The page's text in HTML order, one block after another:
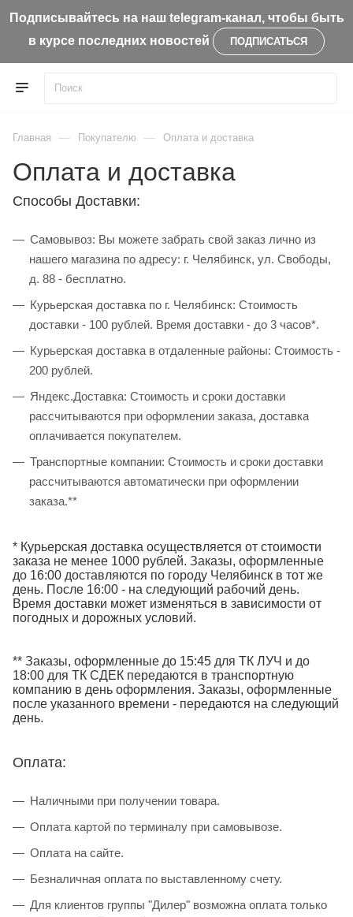
Подписывайтесь на наш telegram-канал, чтобы быть
в курсе последних новостей
ПОДПИСАТЬСЯ
Главная — Покупателю — Оплата и доставка
Оплата и доставка
Способы Доставки:
Самовывоз: Вы можете забрать свой заказ лично из
нашего магазина по адресу: г. Челябинск, ул. Свободы,
д. 88 - бесплатно.
Курьерская доставка по г. Челябинск: Стоимость
доставки - 100 рублей. Время доставки - до 3 часов*.
Курьерская доставка в отдаленные районы: Стоимость -
200 рублей.
Яндекс.Доставка: Стоимость и сроки доставки
рассчитываются при оформлении заказа, доставка
оплачивается покупателем.
Транспортные компании: Стоимость и сроки доставки
рассчитываются автоматически при оформлении
заказа.**
* Курьерская доставка осуществляется от стоимости
заказа не менее 1000 рублей. Заказы, оформленные
до 16:00 доставляются по городу Челябинск в тот же
день. После 16:00 - на следующий рабочий день.
Время доставки может изменяться в зависимости от
погодных и дорожных условий.
** Заказы, оформленные до 15:45 для ТК ЛУЧ и до
18:00 для ТК СДЕК передаются в транспортную
компанию в день оформления. Заказы, оформленные
после указанного времени - передаются на следующий
день.
Оплата:
Наличными при получении товара.
Оплата картой по терминалу при самовывозе.
Оплата на сайте.
Безналичная оплата по выставленному счету.
Для клиентов группы "Дилер" возможна оплата только